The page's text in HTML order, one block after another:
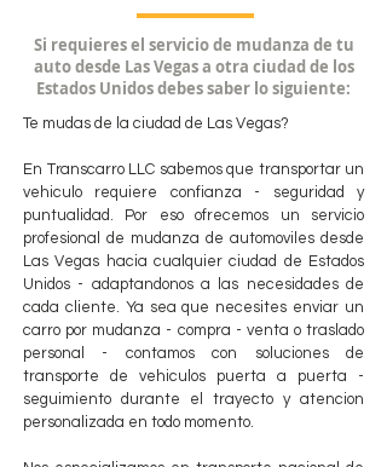
Si requieres el servicio de mudanza de tu
auto desde Las Vegas a otra ciudad de los
Estados Unidos debes saber lo siguiente:
Te mudas de la ciudad de Las Vegas?
En Transcarro LLC sabemos que transportar un
vehiculo requiere confianza - seguridad y
puntualidad. Por eso ofrecemos un servicio
profesional de mudanza de automoviles desde
Las Vegas hacia cualquier ciudad de Estados
Unidos - adaptandonos a las necesidades de
cada cliente. Ya sea que necesites enviar un
carro por mudanza - compra - venta o traslado
personal - contamos con soluciones de
transporte de vehiculos puerta a puerta -
seguimiento durante el trayecto y atencion
personalizada en todo momento.